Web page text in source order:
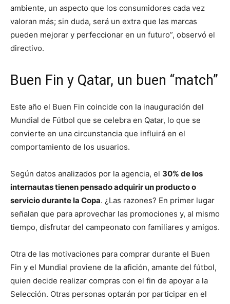
ambiente, un aspecto que los consumidores cada vez
valoran más; sin duda, será un extra que las marcas
pueden mejorar y perfeccionar en un futuro”, observó el
directivo.
Buen Fin y Qatar, un buen “match”
Este año el Buen Fin coincide con la inauguración del
Mundial de Fútbol que se celebra en Qatar, lo que se
convierte en una circunstancia que influirá en el
comportamiento de los usuarios.
Según datos analizados por la agencia, el 30% de los
internautas tienen pensado adquirir un producto o
servicio durante la Copa. ¿Las razones? En primer lugar
señalan que para aprovechar las promociones y, al mismo
tiempo, disfrutar del campeonato con familiares y amigos.
Otra de las motivaciones para comprar durante el Buen
Fin y el Mundial proviene de la afición, amante del fútbol,
quien decide realizar compras con el fin de apoyar a la
Selección. Otras personas optarán por participar en el